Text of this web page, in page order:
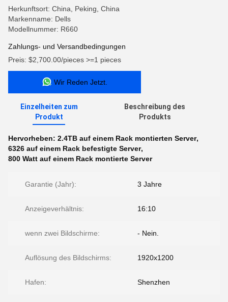
Herkunftsort: China, Peking, China
Markenname: Dells
Modellnummer: R660
Zahlungs- und Versandbedingungen
Preis: $2,700.00/pieces >=1 pieces
Wir Reden Jetzt.
Einzelheiten zum
Produkt
Beschreibung des
Produkts
Hervorheben: 2.4TB auf einem Rack montierten Server,
6326 auf einem Rack befestigte Server,
800 Watt auf einem Rack montierte Server
Garantie (Jahr): 3 Jahre
Anzeigeverhältnis: 16:10
wenn zwei Bildschirme: - Nein.
Auflösung des Bildschirms: 1920x1200
Hafen: Shenzhen